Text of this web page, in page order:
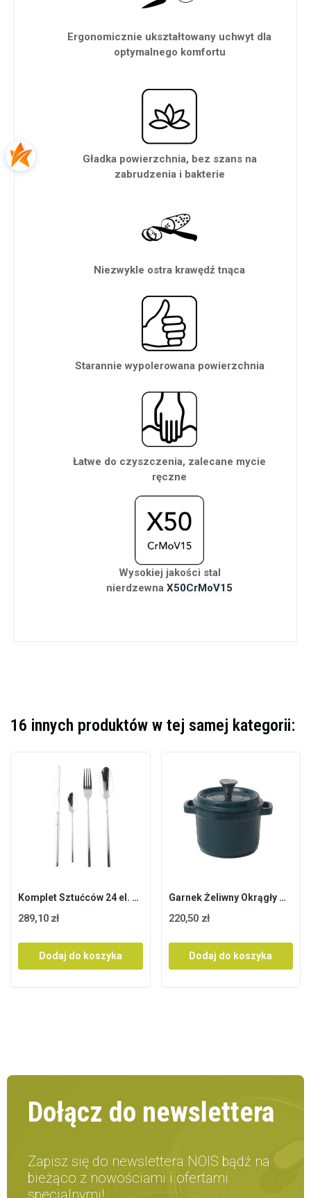
Ergonomicznie ukształtowany uchwyt dla
optymalnego komfortu
Gładka powierzchnia, bez szans na
zabrudzenia i bakterie
Niezwykle ostra krawędź tnąca
Starannie wypolerowana powierzchnia
Łatwe do czyszczenia, zalecane mycie
ręczne
Wysokiej jakości stal
nierdzewna X50CrMoV15
16 innych produktów w tej samej kategorii:
Komplet Sztućców 24 el. 6 osób NOIS Carso
289,10 zł
Dodaj do koszyka
Garnek Żeliwny Okrągły Morski 24 cm Nois Tierra
220,50 zł
Dodaj do koszyka
Dołącz do newslettera
Zapisz się do newslettera NOIS bądź na
bieżąco z nowościami i ofertami
specjalnymi!